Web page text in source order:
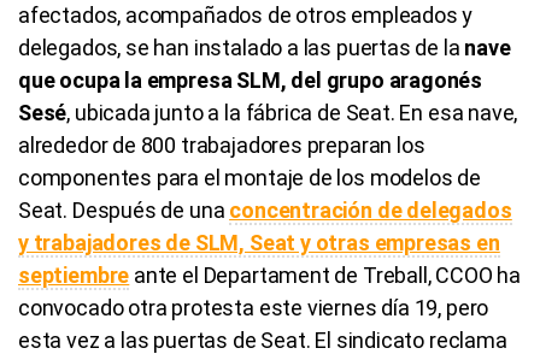
afectados, acompañados de otros empleados y
delegados, se han instalado a las puertas de la nave
que ocupa la empresa SLM, del grupo aragonés
Sesé, ubicada junto a la fábrica de Seat. En esa nave,
alrededor de 800 trabajadores preparan los
componentes para el montaje de los modelos de
Seat. Después de una concentración de delegados
y trabajadores de SLM, Seat y otras empresas en
septiembre ante el Departament de Treball, CCOO ha
convocado otra protesta este viernes día 19, pero
esta vez a las puertas de Seat. El sindicato reclama